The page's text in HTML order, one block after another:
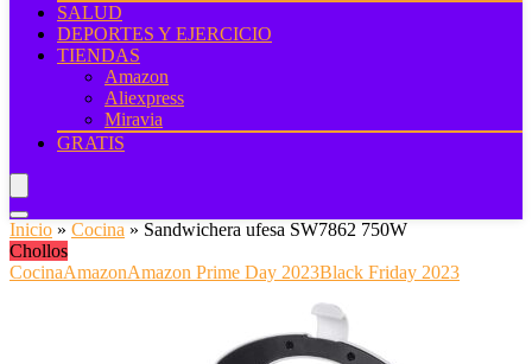
SALUD
DEPORTES Y EJERCICIO
TIENDAS
Amazon
Aliexpress
Miravia
GRATIS
Inicio » Cocina » Sandwichera ufesa SW7862 750W
Chollos
CocinaAmazonAmazon Prime Day 2023Black Friday 2023